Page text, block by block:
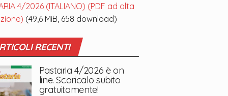
4/2026 (ITALIANO) (PDF ad alta
(49,6 MiB, 658 download)
RECENTI
Pastaria 4/2026 è on
line. Scaricalo subito
gratuitamente!